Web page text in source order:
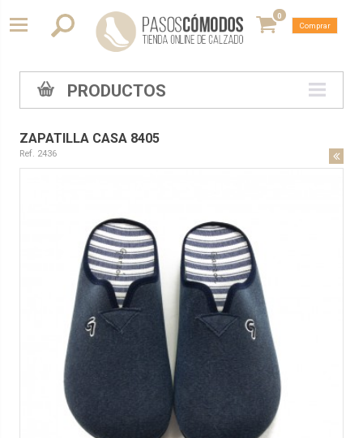
0
Comprar
PRODUCTOS
ZAPATILLA CASA 8405
Ref. 2436